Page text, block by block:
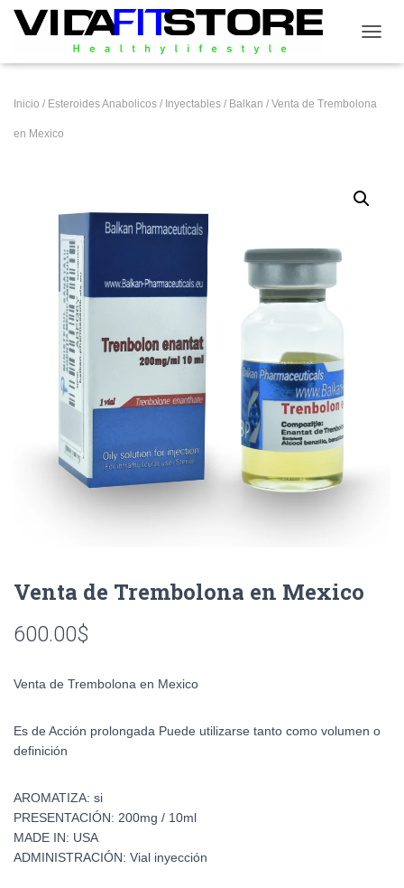
Inicio / Esteroides Anabolicos / Inyectables / Balkan / Venta de Trembolona
en Mexico
Venta de Trembolona en Mexico
600.00$
Venta de Trembolona en Mexico
Es de Acción prolongada Puede utilizarse tanto como volumen o
definición
AROMATIZA: si
PRESENTACIÓN: 200mg / 10ml
MADE IN: USA
ADMINISTRACIÓN: Vial inyección